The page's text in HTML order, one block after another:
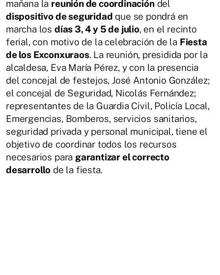
mañana la reunión de coordinacióndel
dispositivo de seguridad que se pondrá en
marcha los días 3, 4 y 5 de julio, en el recinto
ferial, con motivo de la celebración de la Fiesta
de los Exconxuraos. La reunión, presidida por la
alcaldesa, Eva María Pérez, y con la presencia
del concejal de festejos, José Antonio González;
el concejal de Seguridad, Nicolás Fernández;
representantes de la Guardia Civil, Policía Local,
Emergencias, Bomberos, servicios sanitarios,
seguridad privada y personal municipal, tiene el
objetivo de coordinar todos los recursos
necesarios para garantizar el correcto
desarrollo de la fiesta.